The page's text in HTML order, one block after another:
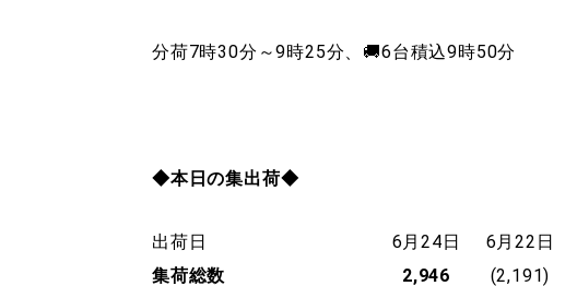
分荷7時30分～9時25分、🚚6台積込9時50分
◆本日の集出荷◆
出荷日 6月24日
6月22日
集荷総数
2,946
(2,191)